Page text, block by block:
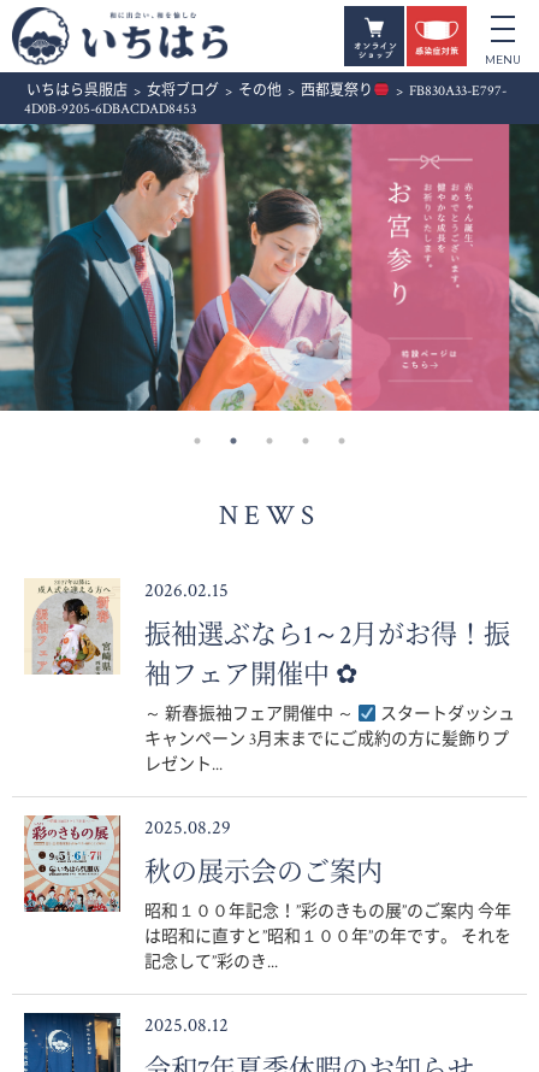
いちはら呉服店 > 女将ブログ > その他 > 西都夏祭り > FB830A33-E797-
4D0B-9205-6DBACDAD8453
NEWS
2026.02.15
振袖選ぶなら1～2月がお得！振
袖フェア開催中 ✿
～ 新春振袖フェア開催中 ～
スタートダッシュ
キャンペーン 3月末までにご成約の方に髪飾りプ
レゼント...
2025.08.29
秋の展示会のご案内
昭和１００年記念！”彩のきもの展”のご案内 今年
は昭和に直すと”昭和１００年”の年です。 それを
記念して”彩のき...
2025.08.12